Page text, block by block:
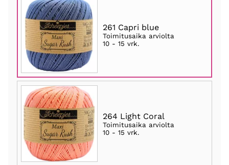
261 Capri blue
Toimitusaika arviolta
10 - 15 vrk.
264 Light Coral
Toimitusaika arviolta
10 - 15 vrk.